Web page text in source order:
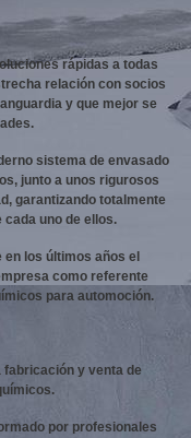
rápidas a todas
relación con socios
y que mejor se
sistema de envasado
junto a unos rigurosos
garantizando totalmente
uno de ellos.
los últimos años el
como referente
para automoción.
fabricación y venta de
por profesionales